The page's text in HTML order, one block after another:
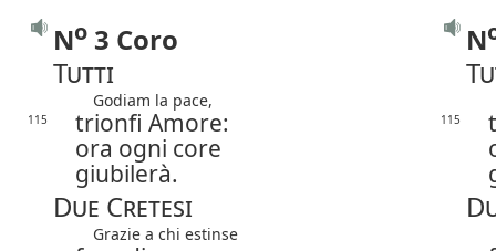
No 3 Coro N
Tutti
Godiam la pace,
115 trionfi Amore: 115
ora ogni core
giubilerà.
Due Cretesi
Grazie a chi estinse